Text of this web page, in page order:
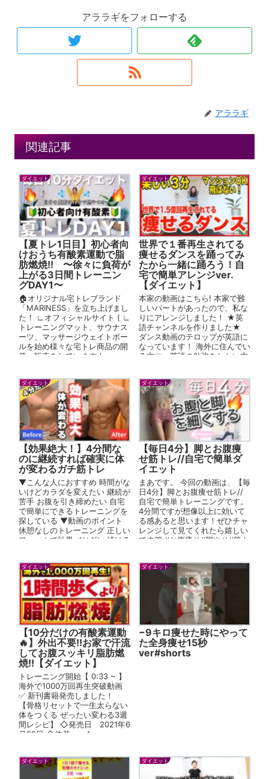
アララギをフォローする
アララギ
関連記事
ダイエット
【夏トレ1日目】初心者向
けおうち有酸素運動で脂
肪燃焼!! 〜徐々に負荷が
上がる3日間トレーニン
グDAY1〜
🏠オリジナル宅トレブランド
「MARINESS」を立ち上げまし
た！ ∟オフィシャルサイト ( ∟
トレーニングマット、サウナス
ーツ、マッサージウェイトボー
ルを始め様々な宅トレ商品の開
発・販売をしています！
ダイエット
世界で１番再生されてる
痩せるダンスを踊ってみ
たから一緒に踊ろう！自
宅で簡単アレンジver.
【ダイエット】
本家の動画はこちら! 本家で難
しいパートがあったので、私な
りにアレンジしました！ ★英
語チャンネルを作りました★
ダンス動画のテロップが英語に
なっています！ 海外に住んでい
る方や、英語の勉強をしたい方
ダイエット
【効果絶大！】4分間な
のに継続すれば確実に体
が変わるガチ筋トレ
▼こんな人におすすめ 時間がな
いけどカラダを変えたい 継続が
苦手 お腹を引き締めたい 自宅
で簡単にできるトレーニングを
探している ▼動画のポイント
休憩なしのトレーニング 正しい
フォームで効果バツグン 続ける
ダイエット
【毎日4分】脚とお腹痩
せ筋トレ//自宅で簡単ダ
イエット
まあです。 今回の動画は、【毎
日4分】脚とお腹痩せ筋トレ//
自宅で簡単トレーニングです。
4分間ですが想像以上に効いて
る感あると思います！ぜひチャ
レンジして見てくれたら嬉しい
です♡ #お腹痩せ#脚やせ#筋ト
ダイエット
【10分だけの有酸素運動
🔥】外出不要!!お家で汗流
してお腹スッキリ脂肪燃
焼!!【ダイエット】
トレーニング開始【 0:33 ~ 】
海外で1000万回再生突破動画
✅ 新刊書籍発売しました！
【骨格リセットで一生太らない
体をつくる ぜったい変わる3週
間レシピ】 ◇発売日 2021年6
月22日 ◇体裁 A...
ダイエット
−9キロ痩せた時にやって
た全身痩せ15秒
ver#shorts
ダイエット ダイエット